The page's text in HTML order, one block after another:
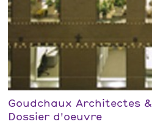
Goudchaux Architectes
Dossier d'oeuvre